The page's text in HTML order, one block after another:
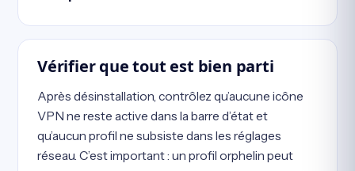
Vérifier que tout est bien parti
Après désinstallation, contrôlez qu’aucune icône
VPN ne reste active dans la barre d’état et
qu’aucun profil ne subsiste dans les réglages
réseau. C’est important : un profil orphelin peut